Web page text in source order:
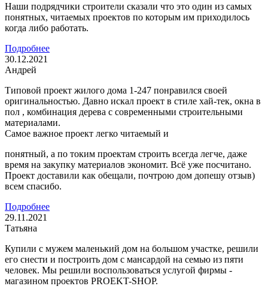
Наши подрядчики строители сказали что это один из самых
понятных, читаемых проектов по которым им приходилось
когда либо работать.
Подробнее
30.12.2021
Андрей
Типовой проект жилого дома 1-247 понравился своей
оригинальностью. Давно искал проект в стиле хай-тек, окна в
пол , комбинация дерева с современными строительными
материалами.
Самое важное проект легко читаемый и
понятный, а по токим проектам строить всегда легче, даже
время на закупку материалов экономит. Всё уже посчитано.
Проект доставили как обещали, почтрою дом допешу отзыв)
всем спасибо.
Подробнее
29.11.2021
Татьяна
Купили с мужем маленький дом на большом участке, решили
его снести и построить дом с мансардой на семью из пяти
человек. Мы решили воспользоваться услугой фирмы -
магазином проектов PROEKT-SHOP.